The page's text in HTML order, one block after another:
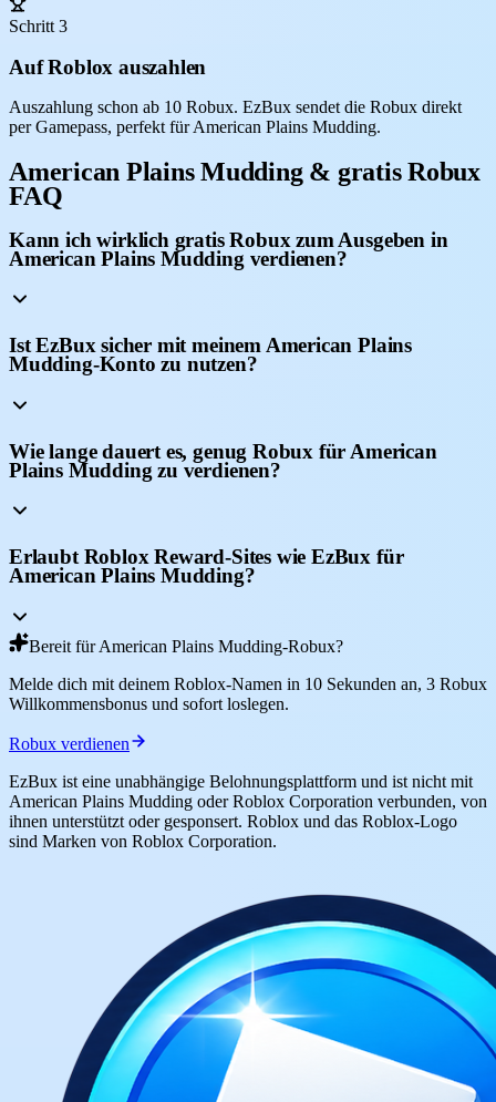
Schritt 3
Auf Roblox auszahlen
Auszahlung schon ab 10 Robux. EzBux sendet die Robux direkt
per Gamepass, perfekt für American Plains Mudding.
American Plains Mudding & gratis Robux
FAQ
Kann ich wirklich gratis Robux zum Ausgeben in
American Plains Mudding verdienen?
Ist EzBux sicher mit meinem American Plains
Mudding-Konto zu nutzen?
Wie lange dauert es, genug Robux für American
Plains Mudding zu verdienen?
Erlaubt Roblox Reward-Sites wie EzBux für
American Plains Mudding?
Bereit für American Plains Mudding-Robux?
Melde dich mit deinem Roblox-Namen in 10 Sekunden an, 3 Robux
Willkommensbonus und sofort loslegen.
Robux verdienen
EzBux ist eine unabhängige Belohnungsplattform und ist nicht mit
American Plains Mudding oder Roblox Corporation verbunden, von
ihnen unterstützt oder gesponsert. Roblox und das Roblox-Logo
sind Marken von Roblox Corporation.